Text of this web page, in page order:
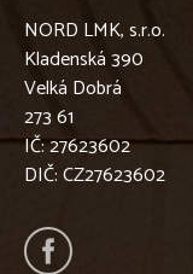
NORD LMK, s.r.o.
Kladenská 390
Velká Dobrá
273 61
IČ: 27623602
DIČ: CZ27623602